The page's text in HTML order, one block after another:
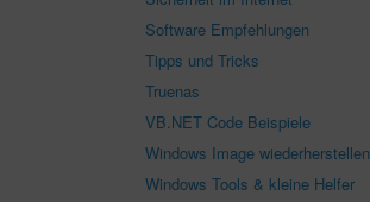
Software Empfehlungen
Tipps und Tricks
Truenas
VB.NET Code Beispiele
Windows Image wiederherstellen
Windows Tools & kleine Helfer